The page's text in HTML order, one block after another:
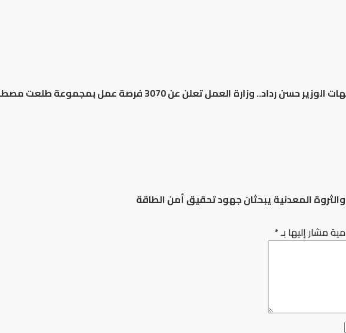
وزارة العمل تعلن عن 3070 فرصة عمل بمجموعة طلعت مصطفى…
والثروة المعدنية يبحثان جهود تحقيق أمن الطاقة
مشار إليها بـ*